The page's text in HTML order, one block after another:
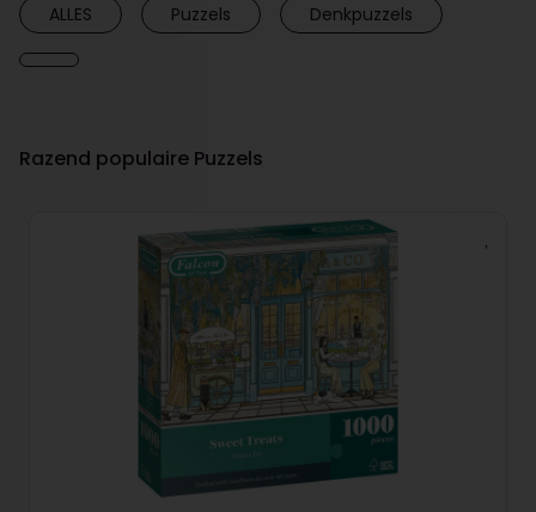
ALLES Puzzels Denkpuzzels
Razend populaire Puzzels